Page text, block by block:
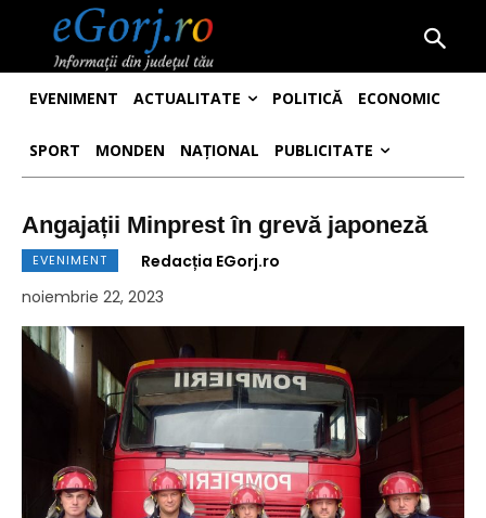
EVENIMENT ACTUALITATE POLITICĂ ECONOMIC
SPORT MONDEN NAȚIONAL PUBLICITATE
Angajații Minprest în grevă japoneză
EVENIMENT
Redacția EGorj.ro
noiembrie 22, 2023